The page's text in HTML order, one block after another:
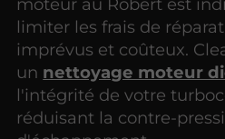
limiter les frais de
imprévus et coûteux.
un nettoyage moteur
l'intégrité de votre
réduisant la contre-